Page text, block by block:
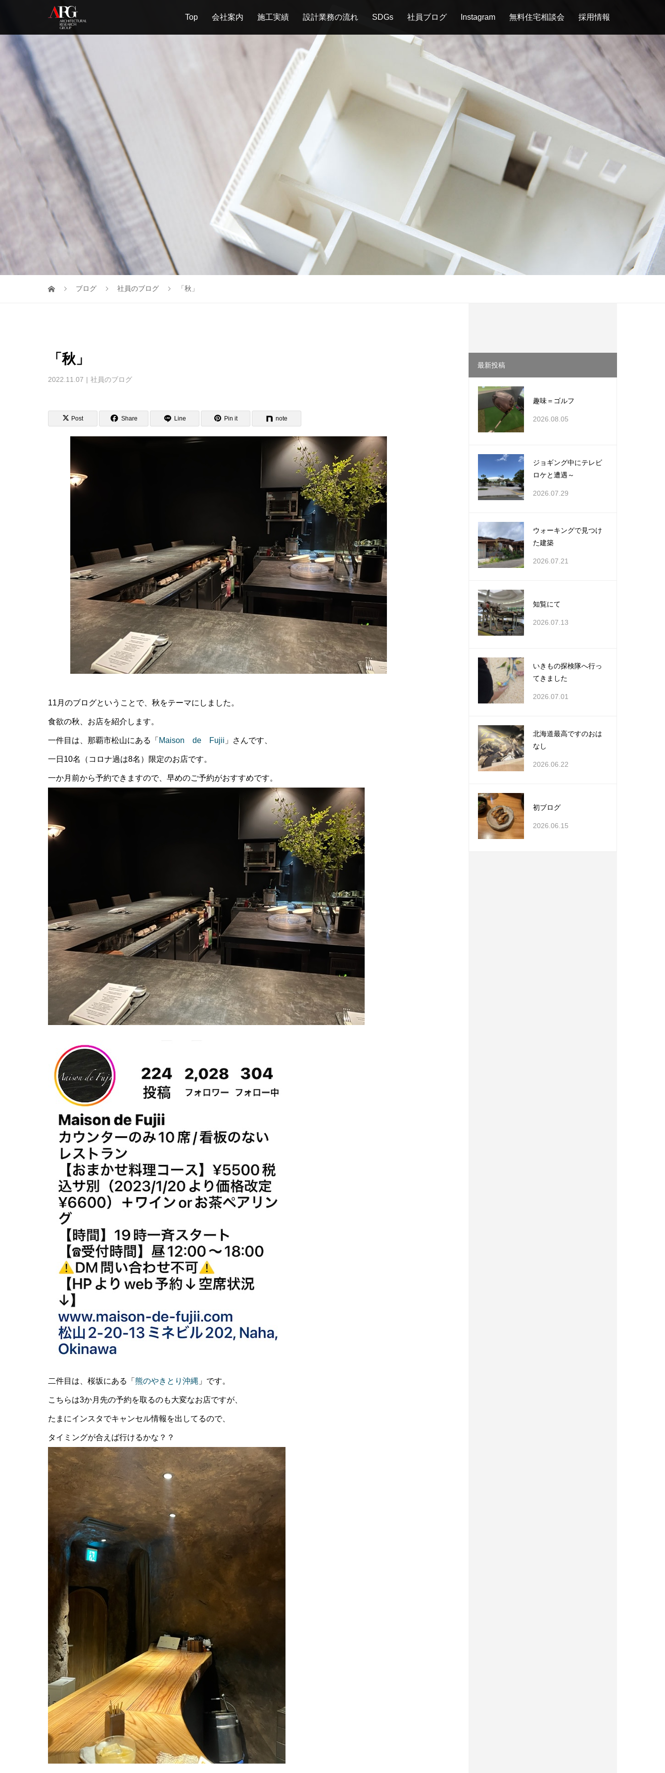
Top 会社案内 施工実績 設計業務の流れ SDGs 社員ブログ Instagram 無料住宅相談会 採用情報
ブログ 社員のブログ 「秋」
「秋」
2022.11.07 社員のブログ
Post Share Line Pin it note
11月のブログということで、秋をテーマにしました。
食欲の秋、お店を紹介します。
一件目は、那覇市松山にある「 Maison de Fujii 」さんです、
一日10名（コロナ過は8名）限定のお店です。
一か月前から予約できますので、早めのご予約がおすすめです。
二件目は、桜坂にある「 熊のやきとり沖縄 」です。
こちらは3か月先の予約を取るのも大変なお店ですが、
たまにインスタでキャンセル情報を出してるので、
タイミングが合えば行けるかな？？
最新投稿
趣味＝ゴルフ
2026.08.05
ジョギング中にテレビ
ロケと遭遇～
2026.07.29
ウォーキングで見つけ
た建築
2026.07.21
知覧にて
2026.07.13
いきもの探検隊へ行っ
てきました
2026.07.01
北海道最高ですのおは
なし
2026.06.22
初ブログ
2026.06.15